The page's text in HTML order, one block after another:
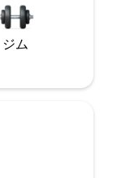
ジム